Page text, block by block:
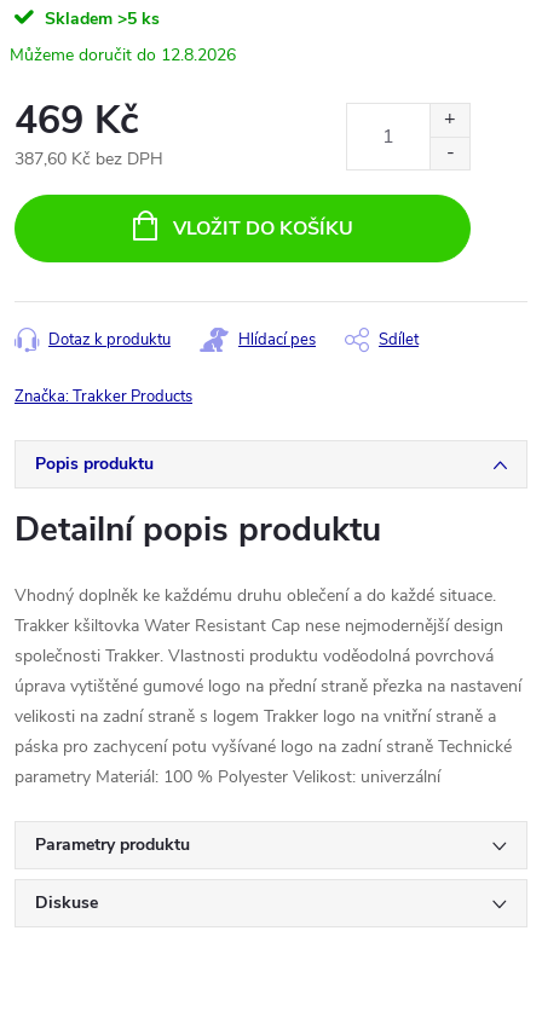
Skladem >5 ks
12.8.2026
469 Kč
387,60 Kč bez DPH
cena:
VLOŽIT DO KOŠÍKU
Dotaz k produktu Hlídací pes Sdílet
Značka:Trakker Products
Popis produktu
Detailní popis produktu
Vhodný doplněk ke každému druhu oblečení a do každé situace.
Trakker kšiltovka Water Resistant Cap nese nejmodernější design
společnosti Trakker. Vlastnosti produktu voděodolná povrchová
úprava vytištěné gumové logo na přední straně přezka na nastavení
velikosti na zadní straně s logem Trakker logo na vnitřní straně a
páska pro zachycení potu vyšívané logo na zadní straně Technické
parametry Materiál: 100 % Polyester Velikost: univerzální
Parametry produktu
Diskuse